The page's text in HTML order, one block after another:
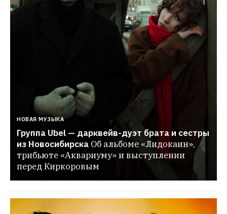
НОВАЯ МУЗЫКА
Группа Ubel — дарквейв-дуэт брата и сестры
из Новосибирска Об альбоме «Лидокаин»,
трибьюте «Аквариуму» и выступлении
перед Киркоровым